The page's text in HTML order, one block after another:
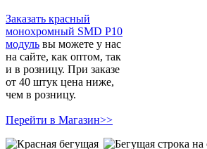
Заказать красный
монохромный SMD P10
модуль вы можете у нас
на сайте, как оптом, так
и в розницу. При заказе
от 40 штук цена ниже,
чем в розницу.
Перейти в Магазин>>